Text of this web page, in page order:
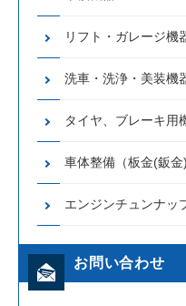
リフト・ガレージ機
洗車・洗浄・美装機
タイヤ、ブレーキ用
車体整備（板金(鈑
エンジンチュンナッ
お問い合わせ